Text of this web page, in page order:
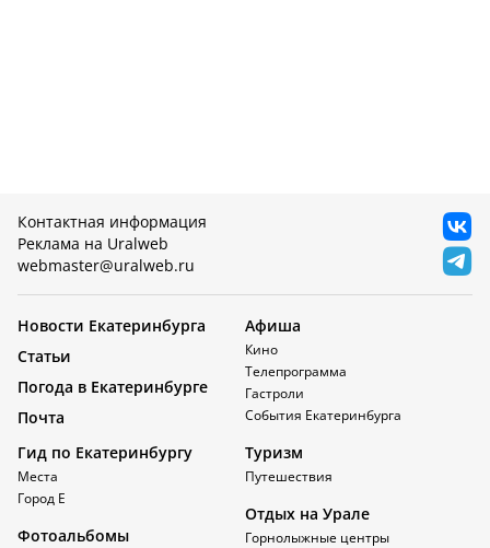
Контактная информация
Реклама на Uralweb
webmaster@uralweb.ru
Новости Екатеринбурга
Статьи
Погода в Екатеринбурге
Почта
Афиша
Кино
Телепрограмма
Гастроли
События Екатеринбурга
Гид по Екатеринбургу
Места
Город Е
Фотоальбомы
Туризм
Путешествия
Отдых на Урале
Горнолыжные центры